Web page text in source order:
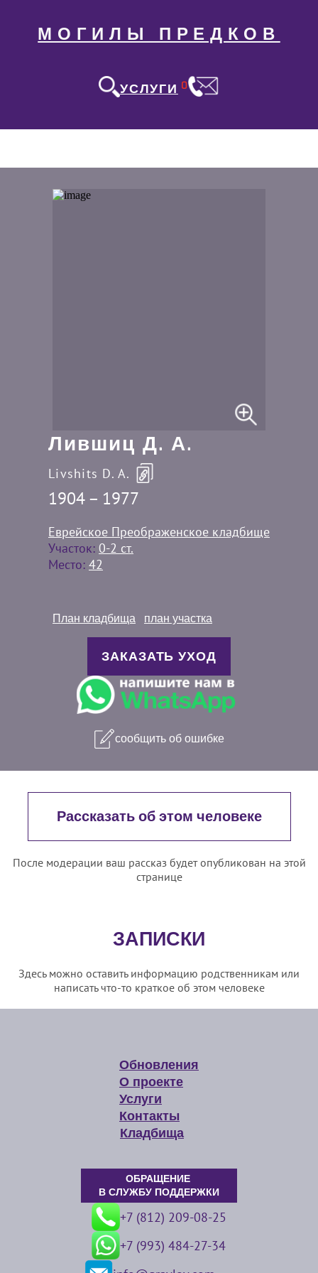
МОГИЛЫ ПРЕДКОВ
УСЛУГИ 0
Лившиц Д. А.
Livshits D. A.
1904 – 1977
Еврейское Преображенское кладбище
Участок: 0-2 ст.
Место: 42
План кладбища план участка
ЗАКАЗАТЬ УХОД
сообщить об ошибке
Рассказать об этом человеке
После модерации ваш рассказ будет опубликован на этой
странице
ЗАПИСКИ
Здесь можно оставить информацию родственникам или
написать что-то краткое об этом человеке
Обновления
О проекте
Услуги
Контакты
Кладбища
ОБРАЩЕНИЕ
В СЛУЖБУ ПОДДЕРЖКИ
+7 (812) 209-08-25
+7 (993) 484-27-34